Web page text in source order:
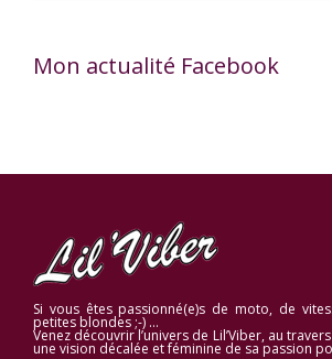
Mon actualité Facebook
Si vous êtes passionné(e)s de moto, de
petites blondes ;-) …
Venez découvrir l’univers de Lil’Viber, au
une vision décalée et féminine de sa passion